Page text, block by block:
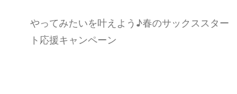
やってみたいを叶えよう♪春のサックススター
ト応援キャンペーン